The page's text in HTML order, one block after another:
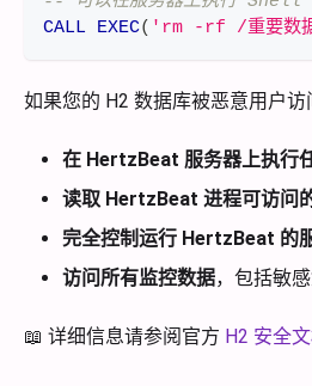
CALL
EXEC( 'rm -rf /重要数
如果您的 H2 数据库被恶意用户访
在 HertzBeat 服务器上执行
读取 HertzBeat 进程可访问
完全控制运行 HertzBeat 的
访问所有监控数据，包括敏
📖 详细信息请参阅官方 H2 安全